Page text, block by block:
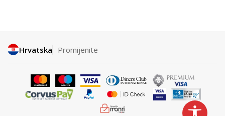
Hrvatska Promijenite